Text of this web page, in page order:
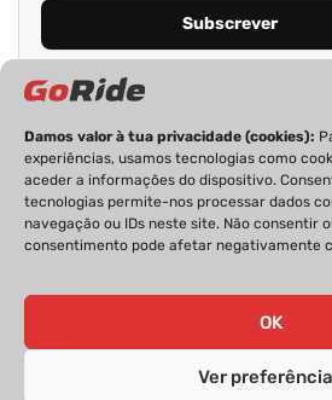
Damos valor à tua privacidade (cookies):
experiências, usamos tecnologias como
aceder a informações do dispositivo.
tecnologias permite-nos processar dados
navegação ou IDs neste site. Não consentir
consentimento pode afetar negativamente
OK
Ver
PRIVACIDADE FICHA TÉCNICA